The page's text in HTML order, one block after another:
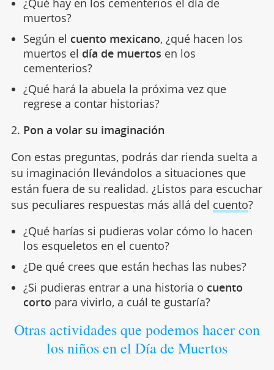
¿Qué hay en los cementerios el día de
muertos?
Según el cuento mexicano, ¿qué hacen los
muertos el día de muertos en los
cementerios?
¿Qué hará la abuela la próxima vez que
regrese a contar historias?
2. Pon a volar su imaginación
Con estas preguntas, podrás dar rienda suelta a
su imaginación llevándolos a situaciones que
están fuera de su realidad. ¿Listos para escuchar
sus peculiares respuestas más allá del cuento?
¿Qué harías si pudieras volar cómo lo hacen
los esqueletos en el cuento?
¿De qué crees que están hechas las nubes?
¿Si pudieras entrar a una historia o cuento
corto para vivirlo, a cuál te gustaría?
Otras actividades que podemos hacer con
los niños en el Día de Muertos